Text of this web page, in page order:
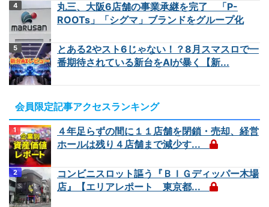
丸三、大阪6店舗の事業承継を完了 「P-
ROOTs」「シグマ」ブランドをグループ化
とある2やスト6じゃない！？8月スマスロで一
番期待されている新台をAIが暴く【新...
会員限定記事アクセスランキング
４年足らずの間に１１店舗を閉鎖・売却、経営
ホールは残り４店舗まで減少す...
コンビニスロット謳う『ＢＩＧディッパー木場
店』【エリアレポート 東京都...